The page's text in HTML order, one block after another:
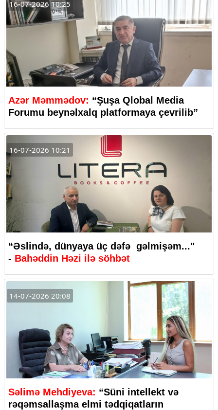
16-07-2026 10:25
Azər Məmmədov: “Şuşa Qlobal Media
Forumu beynəlxalq platformaya çevrilib”
16-07-2026 10:21
“Əslində, dünyaya üç dəfə gəlmişəm..."
- Bahəddin Həzi ilə söhbət
14-07-2026 20:08
Səlimə Mehdiyeva: “Süni intellekt və
rəqəmsallaşma elmi tədqiqatların